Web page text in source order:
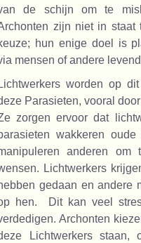
de schijn om te
zijn niet in staat
hun enige doel is
mensen of andere
worden op
Parasieten, vooral
zorgen ervoor dat
wakkeren
anderen
Lichtwerkers
gedaan en andere
hen. Dit kan veel
Archonten
Lichtwerkers